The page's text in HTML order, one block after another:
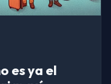
es ya el